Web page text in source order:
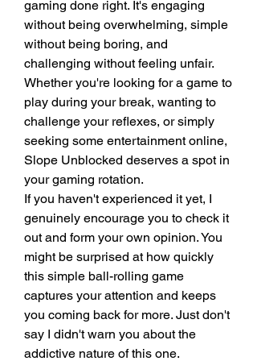
gaming done right. It's engaging
without being overwhelming, simple
without being boring, and
challenging without feeling unfair.
Whether you're looking for a game to
play during your break, wanting to
challenge your reflexes, or simply
seeking some entertainment online,
Slope Unblocked deserves a spot in
your gaming rotation.
If you haven't experienced it yet, I
genuinely encourage you to check it
out and form your own opinion. You
might be surprised at how quickly
this simple ball-rolling game
captures your attention and keeps
you coming back for more. Just don't
say I didn't warn you about the
addictive nature of this one.